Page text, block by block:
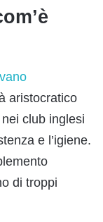
aristocratico
club inglesi
e l’igiene.
di troppi